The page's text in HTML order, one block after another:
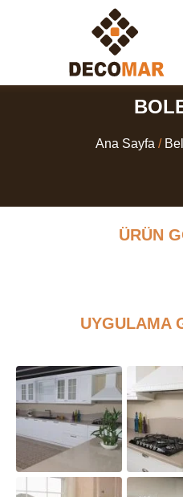
Ana Sayfa /
ÜRÜN
UYGULAMA